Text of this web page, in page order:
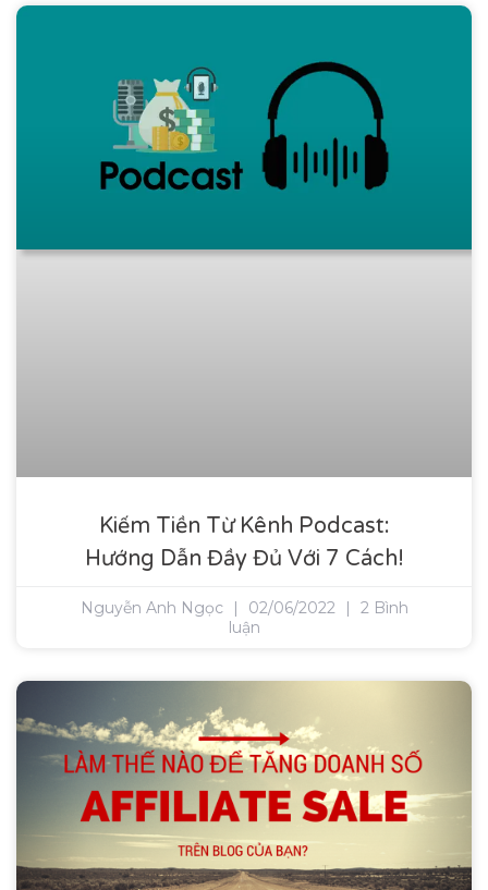
Kiếm Tiền Từ Kênh Podcast:
Hướng Dẫn Đầy Đủ Với 7 Cách!
Nguyễn Anh Ngọc 02/06/2022
2 Bình
luận